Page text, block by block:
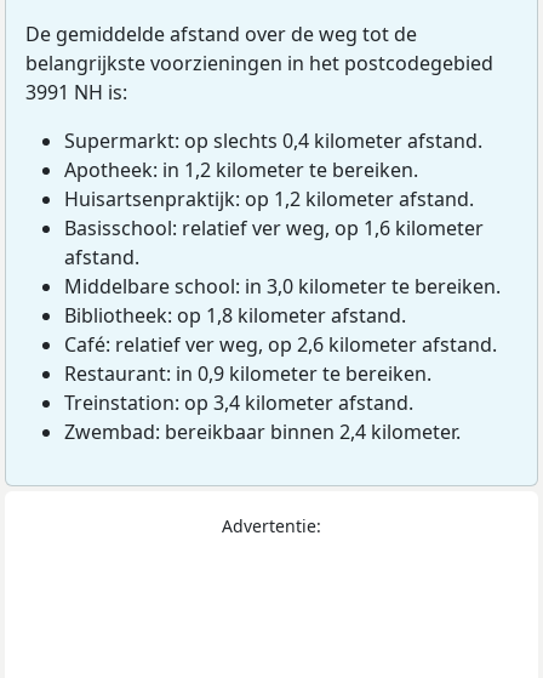
De gemiddelde afstand over de weg tot de
belangrijkste voorzieningen in het postcodegebied
3991 NH is:
Supermarkt: op slechts 0,4 kilometer afstand.
Apotheek: in 1,2 kilometer te bereiken.
Huisartsenpraktijk: op 1,2 kilometer afstand.
Basisschool: relatief ver weg, op 1,6 kilometer
afstand.
Middelbare school: in 3,0 kilometer te bereiken.
Bibliotheek: op 1,8 kilometer afstand.
Café: relatief ver weg, op 2,6 kilometer afstand.
Restaurant: in 0,9 kilometer te bereiken.
Treinstation: op 3,4 kilometer afstand.
Zwembad: bereikbaar binnen 2,4 kilometer.
Advertentie: